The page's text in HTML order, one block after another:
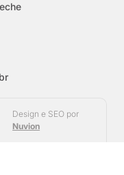
Design e SEO por
Nuvion